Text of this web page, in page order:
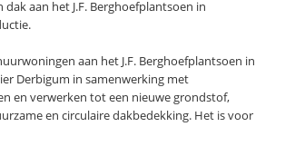
aan het J.F. Berghoefplantsoen in
aan het J.F. Berghoefplantsoen in
Derbigum in samenwerking met
en verwerken tot een nieuwe grondstof,
en circulaire dakbedekking. Het is voor